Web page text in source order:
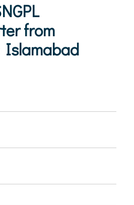
from
Islamabad